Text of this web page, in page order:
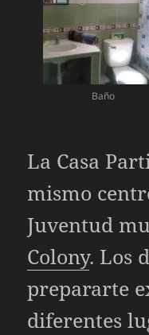
Baño
La Casa
mismo
Juventud
Colony. Los
prepararte
diferentes